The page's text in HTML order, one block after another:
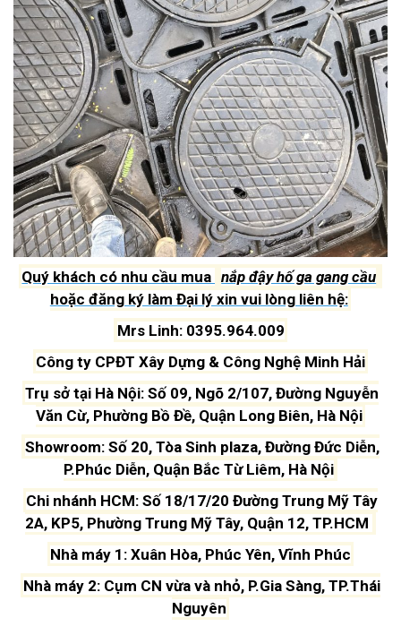
Quý khách có nhu cầu mua nắp đậy hố ga gang cầu
hoặc đăng ký làm Đại lý xin vui lòng liên hệ:
Mrs Linh: 0395.964.009
Công ty CPĐT Xây Dựng & Công Nghệ Minh Hải
Trụ sở tại Hà Nội: Số 09, Ngõ 2/107, Đường Nguyễn
Văn Cừ, Phường Bồ Đề, Quận Long Biên, Hà Nội
Showroom: Số 20, Tòa Sinh plaza, Đường Đức Diễn,
P.Phúc Diễn, Quận Bắc Từ Liêm, Hà Nội
Chi nhánh HCM: Số 18/17/20 Đường Trung Mỹ Tây
2A, KP5, Phường Trung Mỹ Tây, Quận 12, TP.HCM
Nhà máy 1: Xuân Hòa, Phúc Yên, Vĩnh Phúc
Nhà máy 2: Cụm CN vừa và nhỏ, P.Gia Sàng, TP.Thái
Nguyên